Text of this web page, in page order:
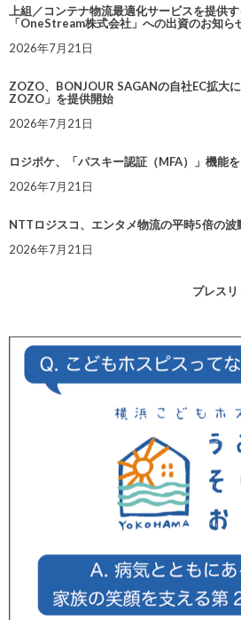
上組／コンテナ物流最適化サービスを提供
「OneStream株式会社」への出資のお知ら
2026年7月21日
ZOZO、BONJOUR SAGANの自社EC拡大
ZOZO」を提供開始
2026年7月21日
ロジポケ、「パスキー認証（MFA）」機能
2026年7月21日
NTTロジスコ、エンタメ物流の平時5倍の
2026年7月21日
プレス